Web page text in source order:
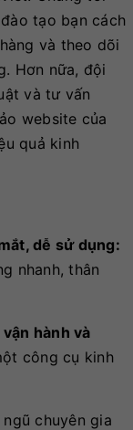
tạo bạn cách
và theo dõi
Hơn nữa, đội
và tư vấn
website của
quả kinh
dễ sử dụng:
nhanh, thân
hành và
công cụ kinh
chuyên gia